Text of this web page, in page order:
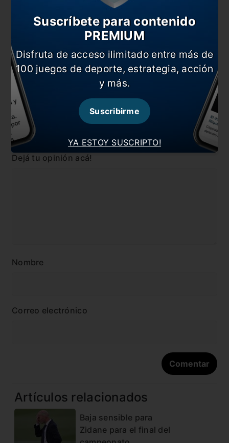
El Valencia goleó al Real Madrid
En esta nota:
#Internacional #La Liga
#Noticia
#Zidane
Comentarios
Dejá tu opinión acá!
Nombre
Correo electrónico
Artículos relacionados
Baja sensible para
Zidane para el final del
YA ESTOY SUSCRIPTO!
Suscríbete para contenido
PREMIUM
Disfruta de acceso ilimitado entre más de
100 juegos de deporte, estrategia, acción
y más.
Suscribirme